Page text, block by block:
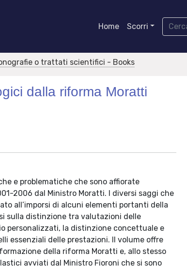
Home Scorri
o trattati scientifici - Books
dalla riforma Moratti
e problematiche che sono affiorate
2006 dal Ministro Moratti. I diversi saggi che
all’imporsi di alcuni elementi portanti della
sulla distinzione tra valutazioni delle
personalizzati, la distinzione concettuale e
essenziali delle prestazioni. Il volume offre
della riforma Moratti e, allo stesso
avviati dal Ministro Fioroni che si sono